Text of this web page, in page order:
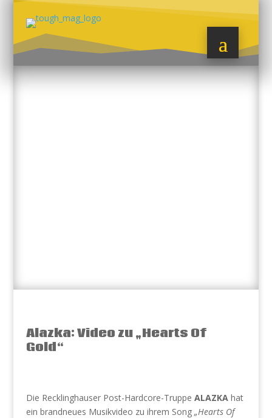
Alazka: Video zu „Hearts Of
Gold“
Die Recklinghauser Post-Hardcore-Truppe ALAZKAhat
ein brandneues Musikvideo zu ihrem Song „Hearts Of